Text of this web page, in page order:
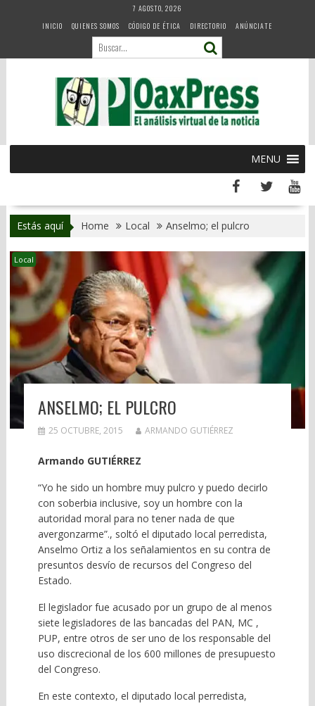
7 AGOSTO, 2026
INICIO
QUIENES SOMOS CÓDIGO DE ÉTICA DIRECTORIO ANÚNCIATE
MENU
Estás aquí Home Local Anselmo; el pulcro
Local
ANSELMO; EL PULCRO
25 OCTUBRE, 2015 ARMANDO GUTIÉRREZ
Armando GUTIÉRREZ
“Yo he sido un hombre muy pulcro y puedo decirlo
con soberbia inclusive, soy un hombre con la
autoridad moral para no tener nada de que
avergonzarme”., soltó el diputado local perredista,
Anselmo Ortiz a los señalamientos en su contra de
presuntos desvío de recursos del Congreso del
Estado.
El legislador fue acusado por un grupo de al menos
siete legisladores de las bancadas del PAN, MC ,
PUP, entre otros de ser uno de los responsable del
uso discrecional de los 600 millones de presupuesto
del Congreso.
En este contexto, el diputado local perredista,